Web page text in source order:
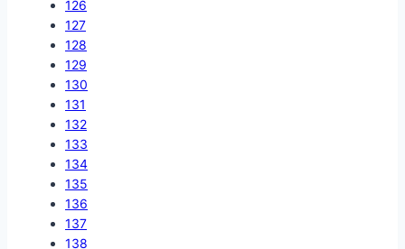
126
127
128
129
130
131
132
133
134
135
136
137
138